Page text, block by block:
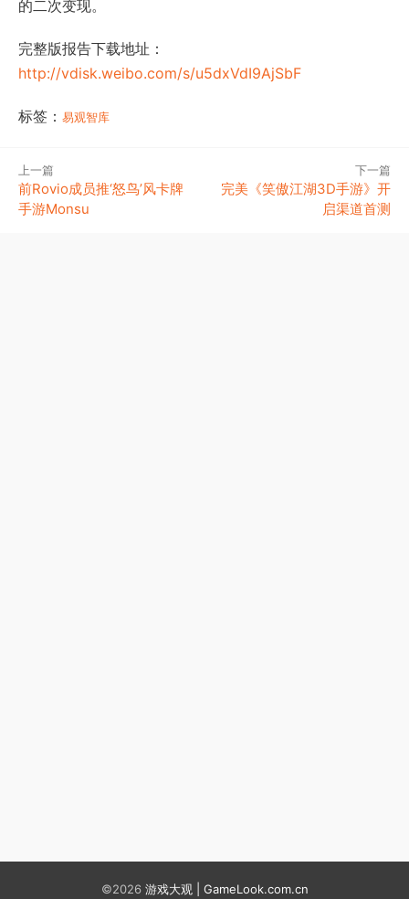
的二次变现。
完整版报告下载地址：
http://vdisk.weibo.com/s/u5dxVdI9AjSbF
标签： 易观智库
上一篇
前Rovio成员推‘怒鸟’风卡牌
手游Monsu
下一篇
完美《笑傲江湖3D手游》开
启渠道首测
©2026 游戏大观 | GameLook.com.cn